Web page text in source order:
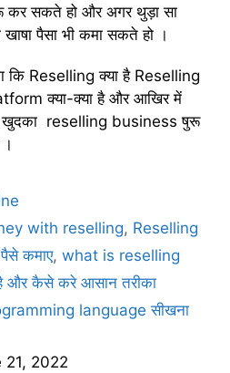
सकते हो और अगर थुड़ा सा
पैसा भी कमा सकते हो ।
कि Reselling क्या है Reselling
क्या-क्या है और आखिर में
खुदका reselling business षुरू
with reselling, Reselling
कमाए, what is reselling
है और कैसे करे आसान तरीका
language सीखना
2022